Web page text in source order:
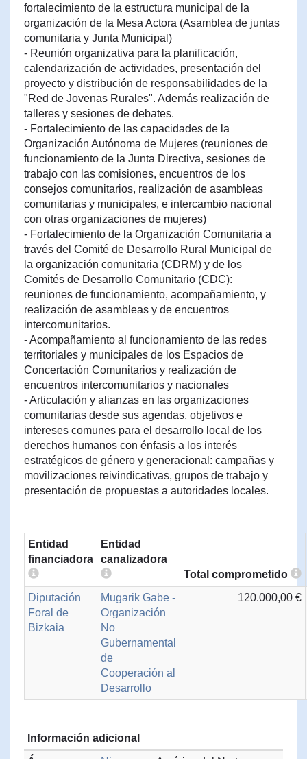
fortalecimiento de la estructura municipal de la
organización de la Mesa Actora (Asamblea de juntas
comunitaria y Junta Municipal)
- Reunión organizativa para la planificación,
calendarización de actividades, presentación del
proyecto y distribución de responsabilidades de la
"Red de Jovenas Rurales". Además realización de
talleres y sesiones de debates.
- Fortalecimiento de las capacidades de la
Organización Autónoma de Mujeres (reuniones de
funcionamiento de la Junta Directiva, sesiones de
trabajo con las comisiones, encuentros de los
consejos comunitarios, realización de asambleas
comunitarias y municipales, e intercambio nacional
con otras organizaciones de mujeres)
- Fortalecimiento de la Organización Comunitaria a
través del Comité de Desarrollo Rural Municipal de
la organización comunitaria (CDRM) y de los
Comités de Desarrollo Comunitario (CDC):
reuniones de funcionamiento, acompañamiento, y
realización de asambleas y de encuentros
intercomunitarios.
- Acompañamiento al funcionamiento de las redes
territoriales y municipales de los Espacios de
Concertación Comunitarios y realización de
encuentros intercomunitarios y nacionales
- Articulación y alianzas en las organizaciones
comunitarias desde sus agendas, objetivos e
intereses comunes para el desarrollo local de los
derechos humanos con énfasis a los interés
estratégicos de género y generacional: campañas y
movilizaciones reivindicativas, grupos de trabajo y
presentación de propuestas a autoridades locales.
Entidad
financiadora
Entidad
canalizadora
Total comprometido
Diputación
Foral de
Bizkaia
Mugarik Gabe -
Organización
No
Gubernamental
de
Cooperación al
Desarrollo
120.000,00 €
Información adicional